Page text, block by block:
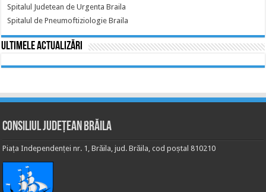
Spitalul Judetean de Urgenta Braila
Spitalul de Pneumoftiziologie Braila
Ultimele actualizări
Consiliul Județean Brăila
Piața Independenței nr. 1, Brăila, jud. Brăila, cod poștal 810210